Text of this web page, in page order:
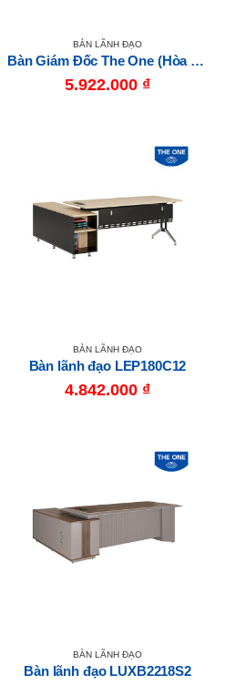
BÀN LÃNH ĐẠO
Bàn Giám Đốc The One (Hòa Phát) LUXB2010V8
5.922.000 ₫
BÀN LÃNH ĐẠO
Bàn lãnh đạo LEP180C12
4.842.000 ₫
BÀN LÃNH ĐẠO
Bàn lãnh đạo LUXB2218S2